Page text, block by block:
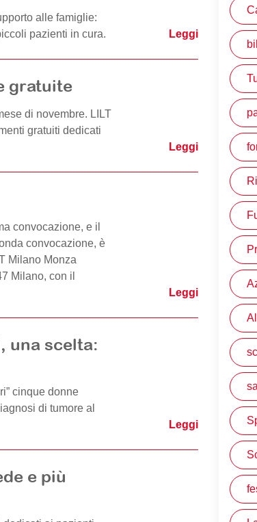
alle famiglie:
pazienti in cura.
Leggi
gratuite
di novembre. LILT
gratuiti dedicati
Leggi
convocazione, e il
convocazione, è
Milano Monza
Milano, con il
Leggi
una scelta:
cinque donne
di tumore al
Leggi
e più